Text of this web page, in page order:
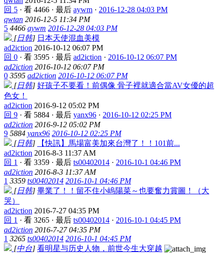
回 5 · 看 4466 · 最后 aywm · 2016-12-28 04:03 PM
qwtan 2016-12-5 11:34 PM
5 4466 aywm 2016-12-28 04:03 PM
[日韩] 日本天使混血美模
ad2iction 2016-10-12 06:07 PM
回 0 · 看 3595 · 最后 ad2iction · 2016-10-12 06:07 PM
ad2iction 2016-10-12 06:07 PM
0 3595 ad2iction 2016-10-12 06:07 PM
[日韩] 好孩子不要看！前偶像 骨子裡就適合當AV女優的超
色女！
ad2iction 2016-9-12 05:02 PM
回 9 · 看 5884 · 最后 yanx96 · 2016-10-12 02:25 PM
ad2iction 2016-9-12 05:02 PM
9 5884 yanx96 2016-10-12 02:25 PM
[日韩]
【快訊】馬場富美加來台灣了！！101前...
ad2iction 2016-8-3 11:37 AM
回 1 · 看 3359 · 最后 ts00402014 · 2016-10-1 04:46 PM
ad2iction 2016-8-3 11:37 AM
1 3359 ts00402014 2016-10-1 04:46 PM
[日韩] 畢業了！！留不住小嵨陽菜～也要奮力賞圖！（大
哭）
ad2iction 2016-7-27 04:35 PM
回 1 · 看 3265 · 最后 ts00402014 · 2016-10-1 04:45 PM
ad2iction 2016-7-27 04:35 PM
1 3265 ts00402014 2016-10-1 04:45 PM
[中台] 看明星与历史人物，前世今生大穿越